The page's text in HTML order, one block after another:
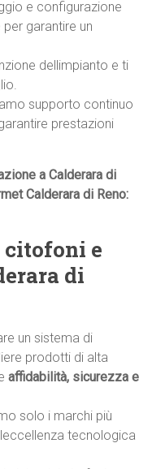
e configurazione
garantire un
dellimpianto e ti
supporto continuo
prestazioni
a Calderara di
Calderara di Reno:
e
di
un sistema di
prodotti di alta
affidabilità, sicurezza e
solo i marchi più
tecnologica